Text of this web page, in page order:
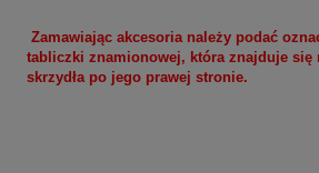
Zamawiając akcesoria należy podać
tabliczki znamionowej, która znajduje się
skrzydła po jego prawej stronie.